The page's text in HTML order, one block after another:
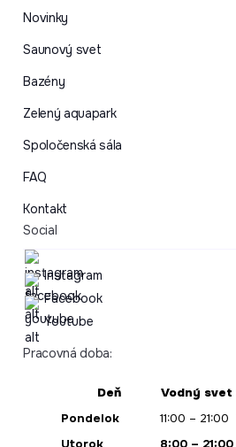
Novinky
Saunový svet
Bazény
Zelený aquapark
Spoločenská sála
FAQ
Kontakt
Social
Instagram
Facebook
Youtube
Pracovná doba:
Deň Vodný svet
Pondelok
11:00 – 21:00